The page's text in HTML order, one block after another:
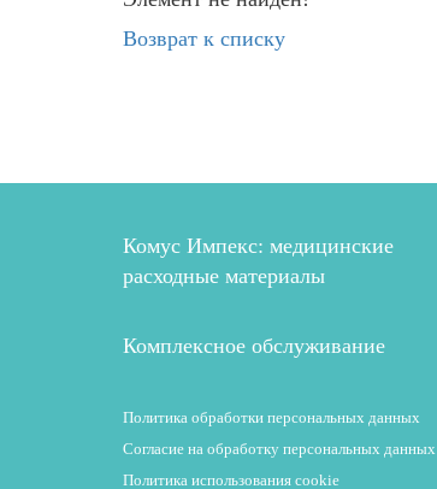
Возврат к списку
Комус Импекс: медицинские
расходные материалы
Комплексное обслуживание
Политика обработки персональных данных
Согласие на обработку персональных данных
Политика использования cookie